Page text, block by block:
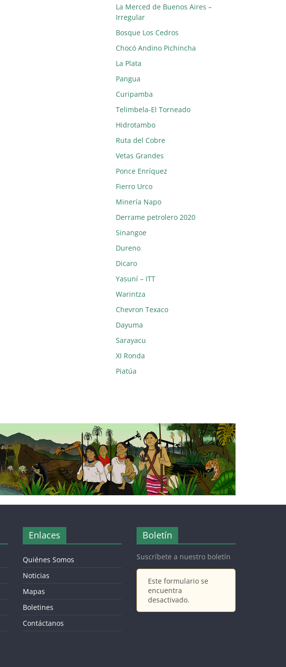
La Merced de Buenos Aires –
Irregular
Bosque Los Cedros
Chocó Andino Pichincha
La Plata
Pangua
Curipamba
Telimbela-El Torneado
Hidrotambo
Ruta del Cobre
Vetas Grandes
Ponce Enríquez
Fierro Urco
Minería Napo
Derrame petrolero 2020
Sinangoe
Dureno
Dicaro
Yasuní – ITT
Warintza
Chevron Texaco
Dayuma
Sarayacu
XI Ronda
Piatúa
Enlaces
Quiénes Somos
Noticias
Mapas
Boletines
Contáctanos
Boletín
Suscríbete a nuestro boletín
Este formulario se
encuentra
desactivado.